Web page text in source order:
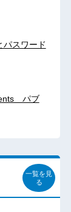
パスワード
パブ
一覧を見
る